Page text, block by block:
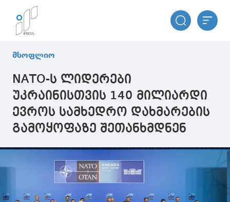
მსოფლიო
NATO-ს ლიდერები
უკრაინისთვის 140 მილიარდი
ევროს სამხედრო დახმარების
გამოყოფაზე შეთანხმდნენ